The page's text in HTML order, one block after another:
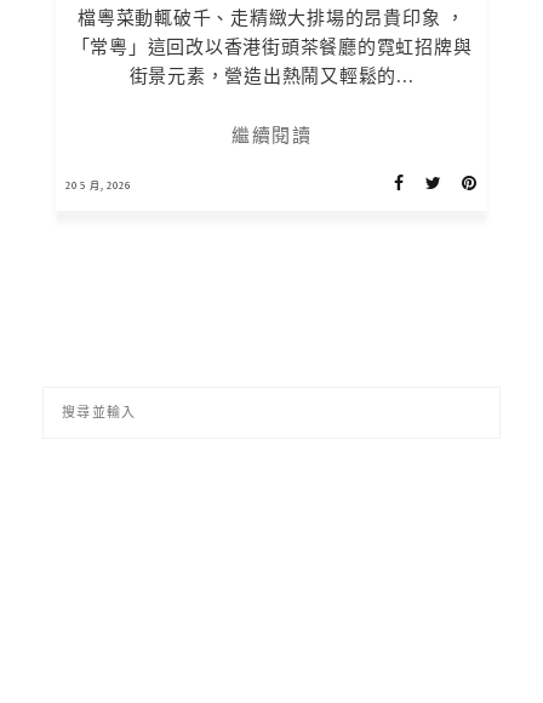
檔粵菜動輒破千、走精緻大排場的昂貴印象 ，
「常粵」這回改以香港街頭茶餐廳的霓虹招牌與
街景元素，營造出熱鬧又輕鬆的...
繼續閱讀
20 5 月, 2026